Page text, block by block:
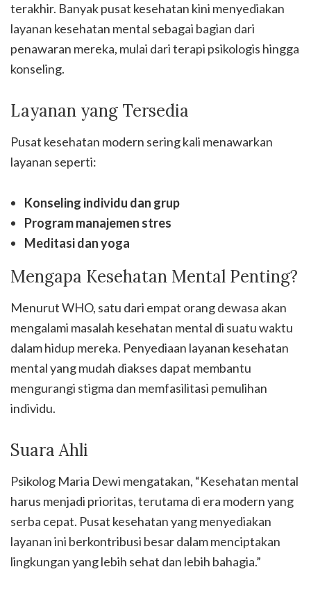
terakhir. Banyak pusat kesehatan kini menyediakan
layanan kesehatan mental sebagai bagian dari
penawaran mereka, mulai dari terapi psikologis hingga
konseling.
Layanan yang Tersedia
Pusat kesehatan modern sering kali menawarkan
layanan seperti:
Konseling individu dan grup
Program manajemen stres
Meditasi dan yoga
Mengapa Kesehatan Mental Penting?
Menurut WHO, satu dari empat orang dewasa akan
mengalami masalah kesehatan mental di suatu waktu
dalam hidup mereka. Penyediaan layanan kesehatan
mental yang mudah diakses dapat membantu
mengurangi stigma dan memfasilitasi pemulihan
individu.
Suara Ahli
Psikolog Maria Dewi mengatakan, “Kesehatan mental
harus menjadi prioritas, terutama di era modern yang
serba cepat. Pusat kesehatan yang menyediakan
layanan ini berkontribusi besar dalam menciptakan
lingkungan yang lebih sehat dan lebih bahagia.”